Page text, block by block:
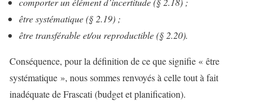
être systématique (§ 2.19) ;
être transférable et/ou reproductible (§ 2.20).
Conséquence, pour la définition de ce que signifie « être
systématique », nous sommes renvoyés à celle tout à fait
inadéquate de Frascati (budget et planification).